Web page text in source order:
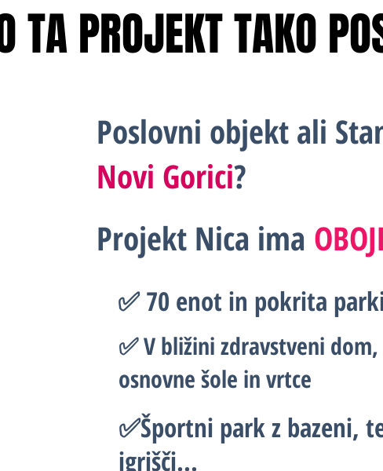
TA PROJEKT TAKO
TA PROJEKT TAKO
Poslovni objekt ali
Novi Gorici?
Projekt Nica ima
✅ 70 enot in pokrita
✅ V bližini zdravstveni
osnovne šole in vrtce
✅Športni park z bazeni,
igrišči...